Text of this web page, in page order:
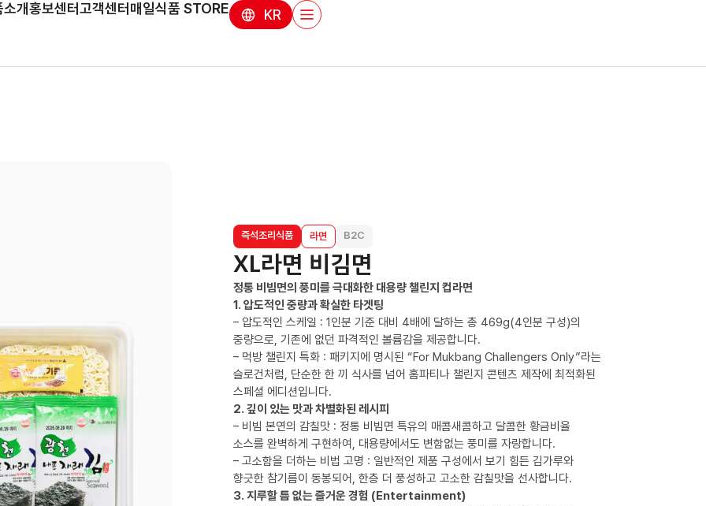
소개홍보센터고객센터 매일식품 STORE KR
즉석조리식품 라면 B2C
XL라면 비김면
정통 비빔면의 풍미를 극대화한 대용량 챌린지 컵라면
1. 압도적인 중량과 확실한 타겟팅
– 압도적인 스케일 : 1인분 기준 대비 4배에 달하는 총 469g(4인분 구성)의
중량으로, 기존에 없던 파격적인 볼륨감을 제공합니다.
– 먹방 챌린지 특화 : 패키지에 명시된 “For Mukbang Challengers Only”라는
슬로건처럼, 단순한 한 끼 식사를 넘어 홈파티나 챌린지 콘텐츠 제작에 최적화된
스페셜 에디션입니다.
2. 깊이 있는 맛과 차별화된 레시피
– 비빔 본연의 감칠맛 : 정통 비빔면 특유의 매콤새콤하고 달콤한 황금비율
소스를 완벽하게 구현하여, 대용량에서도 변함없는 풍미를 자랑합니다.
– 고소함을 더하는 비법 고명 : 일반적인 제품 구성에서 보기 힘든 김가루와
향긋한 참기름이 동봉되어, 한층 더 풍성하고 고소한 감칠맛을 선사합니다.
3. 지루할 틈 없는 즐거운 경험 (Entertainment)